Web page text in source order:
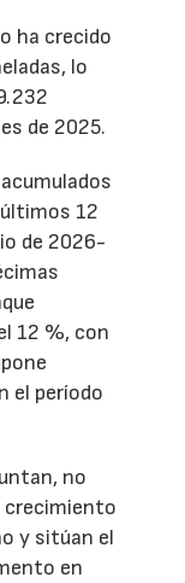
ha crecido
lo
de 2025.
12
de 2026-
12 %, con
el período
no
crecimiento
y sitúan el
en